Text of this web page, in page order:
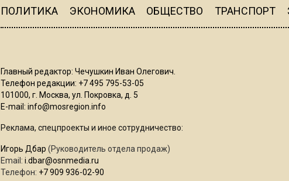
ПОЛИТИКА ЭКОНОМИКА ОБЩЕСТВО ТРАНСПОРТ
Главный редактор: Чечушкин Иван Олегович.
Телефон редакции: +7 495 795-53-05
101000, г. Москва, ул. Покровка, д. 5
E-mail: info@mosregion.info
Реклама, спецпроекты и иное сотрудничество:
Игорь Дбар (Руководитель отдела продаж)
Email: i.dbar@osnmedia.ru
Телефон: +7 909 936-02-90